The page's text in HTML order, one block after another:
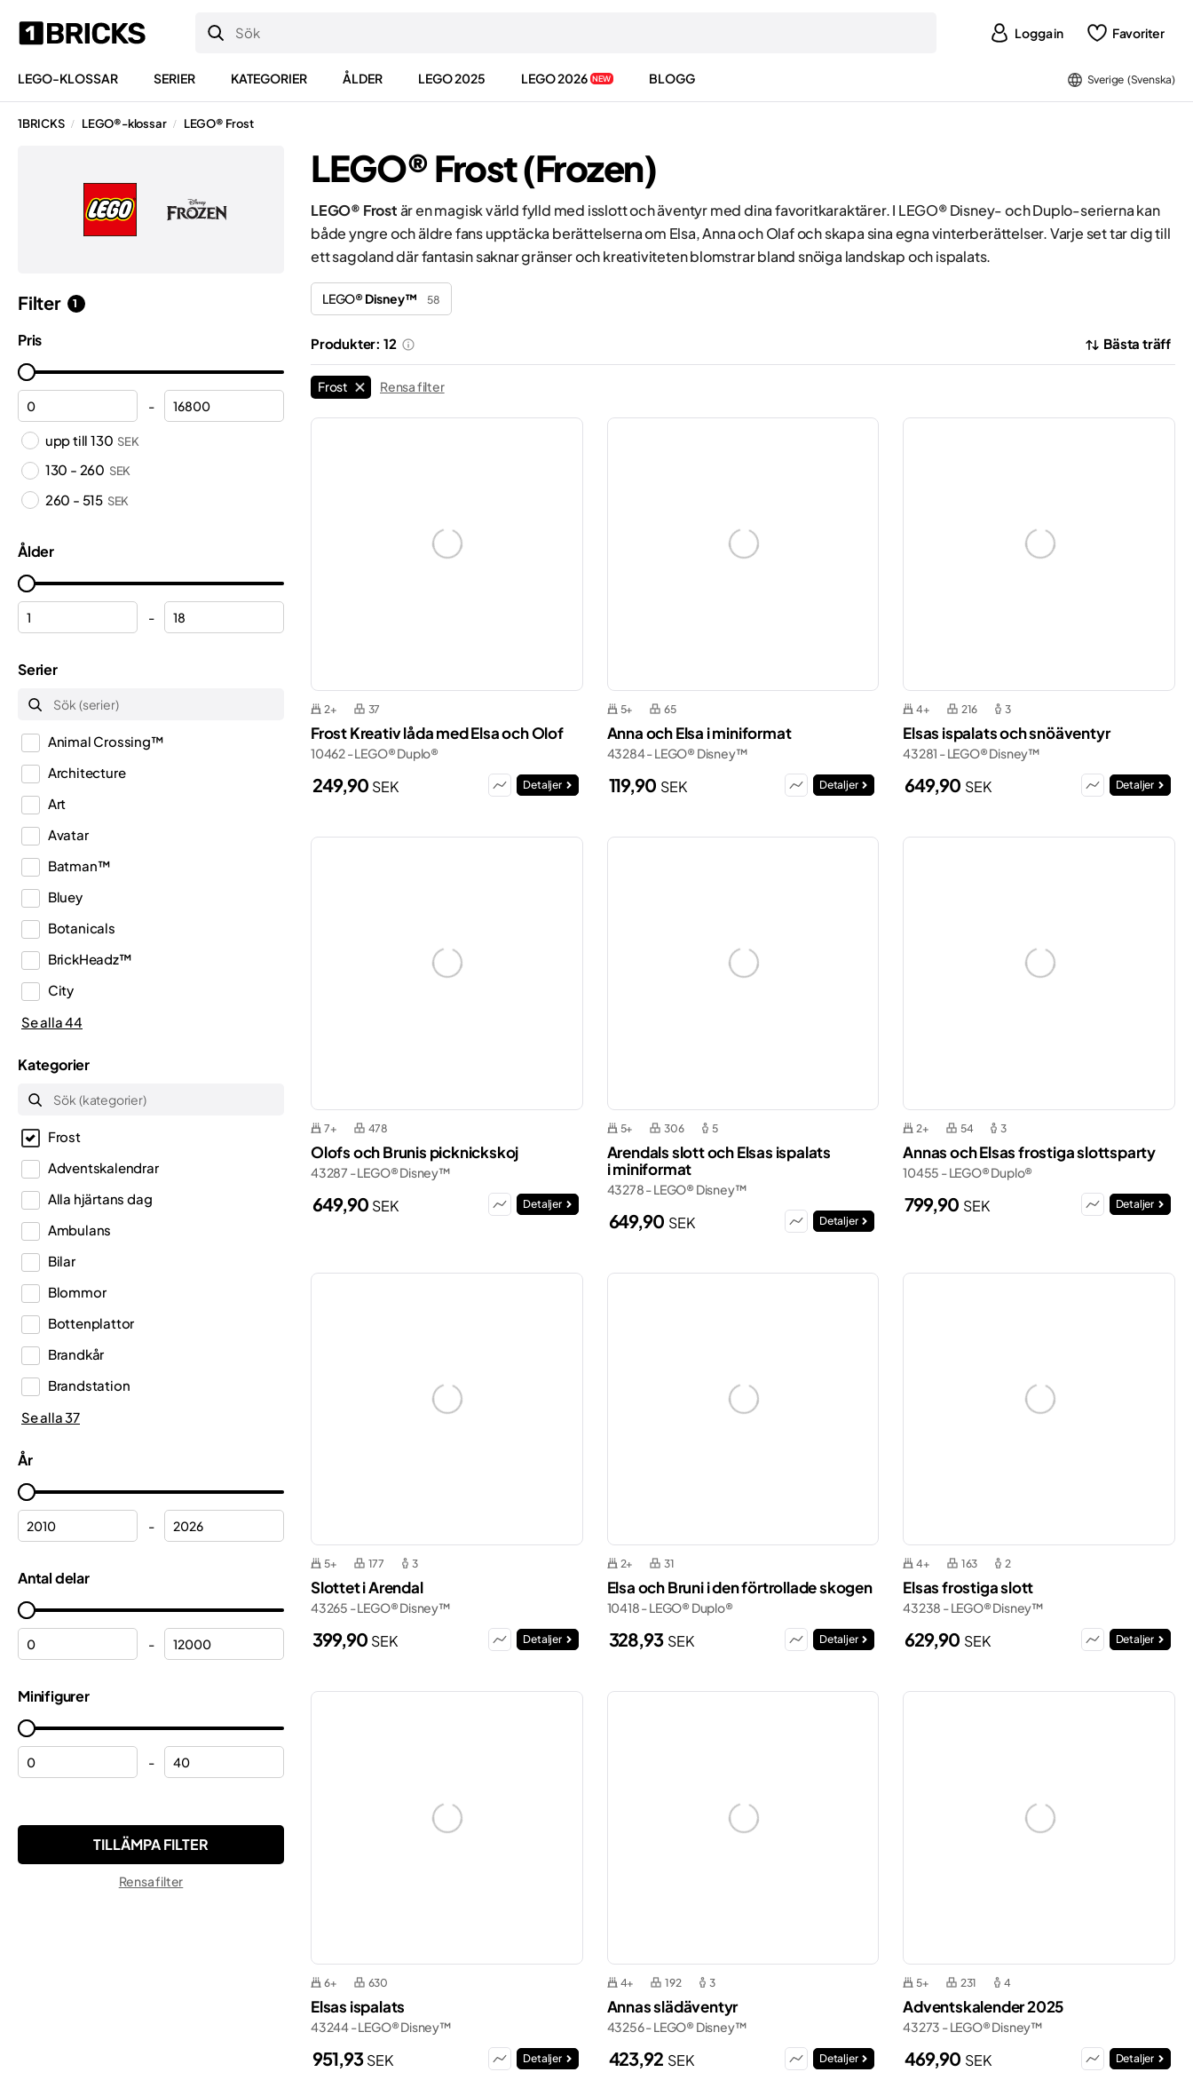
Logga in Favoriter
LEGO-KLOSSAR SERIER KATEGORIER ÅLDER LEGO 2025 LEGO 2026 NEW BLOGG Sverige (Svenska)
1BRICKS / LEGO®-klossar / LEGO® Frost
LEGO® Frost (Frozen)
LEGO® Frostär en magisk värld fylld med isslott och äventyr med dina favoritkaraktärer. I LEGO® Disney- och Duplo-serierna kan
både yngre och äldre fans upptäcka berättelserna om Elsa, Anna och Olaf och skapa sina egna vinterberättelser. Varje set tar dig till
ett sagoland där fantasin saknar gränser och kreativiteten blomstrar bland snöiga landskap och ispalats.
LEGO®Disney™ 58
Produkter: 12 Bästa träff
Frost Rensa filter
2+ 37
Frost Kreativ låda med Elsa och Olof
10462 - LEGO® Duplo®
249,90 SEK Detaljer
5+ 65
Anna och Elsa i miniformat
43284 - LEGO® Disney™
119,90 SEK Detaljer
4+ 216 3
Elsas ispalats och snöäventyr
43281 - LEGO® Disney™
649,90 SEK Detaljer
7+ 478
Olofs och Brunis picknickskoj
43287 - LEGO® Disney™
649,90 SEK Detaljer
5+ 306 5
Arendals slott och Elsas ispalats
i miniformat
43278 - LEGO® Disney™
649,90 SEK Detaljer
2+ 54 3
Annas och Elsas frostiga slottsparty
10455 - LEGO® Duplo®
799,90 SEK Detaljer
5+ 177 3
Slottet i Arendal
43265 - LEGO® Disney™
399,90 SEK Detaljer
2+ 31
Elsa och Bruni i den förtrollade skogen
10418 - LEGO® Duplo®
328,93 SEK Detaljer
4+ 163 2
Elsas frostiga slott
43238 - LEGO® Disney™
629,90 SEK Detaljer
6+ 630
Elsas ispalats
43244 - LEGO® Disney™
951,93SEK Detaljer
4+ 192 3
Annas slädäventyr
43256 - LEGO® Disney™
423,92 SEK Detaljer
5+ 231 4
Adventskalender 2025
43273 - LEGO® Disney™
469,90 SEK Detaljer
Filter 1
Pris
-
upp till 130 SEK
130 - 260 SEK
260 - 515 SEK
Ålder
-
Serier
Animal Crossing™
Architecture
Art
Avatar
Batman™
Bluey
Botanicals
BrickHeadz™
City
Classic
Disney™
Dots
DREAMZzz™
Duplo®
Editions
Education
Fortnite®
Friends
Harry Potter™
Icons
Indiana Jones™
Inne
Gabbys Dockhus
Marvel
Minions
Pokemon™
Sonic the Hedgehog™
Speed Champions
Se alla 44
Kategorier
Frost
Adventskalendrar
Alla hjärtans dag
Ambulans
Bilar
Blommor
Bottenplattor
Brandkår
Brandstation
Båtar
Ferrari
Flygplan
Formel 1
Helikoptrar
Hjälmar
Hulk
Jul
Lastbilar
Modulbyggnader
Se alla 37
År
-
Antal delar
-
Minifigurer
-
Rensa filter